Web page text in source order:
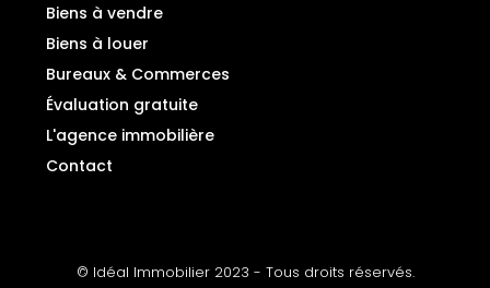
Biens à vendre
Biens à louer
Bureaux & Commerces
Évaluation gratuite
L'agence immobilière
Contact
© Idéal Immobilier 2023 - Tous droits réservés.